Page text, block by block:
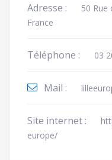
Adresse :
50 Rue
France
Téléphone : 03
Mail :
Site internet :
europe/